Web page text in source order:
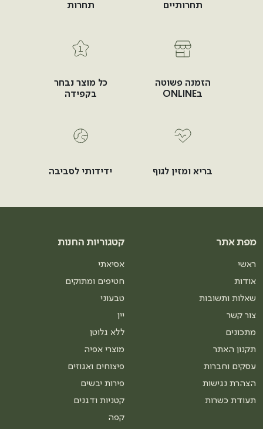
תחרותיים
תחרות
הזמנה פשוטה
בONLINE
כל מוצר נבחר
בקפידה
בריא ומזין לגוף ידידותי לסביבה
מפת אתר
ראשי
אודות
שאלות ותשובות
צור קשר
מתכונים
תקנון האתר
עסקים וחברות
הצהרת נגישות
תעודת כשרות
קטגוריות החנות
אסיאתי
חטיפים ומתוקים
טבעוני
יין
ללא גלוטן
מוצרי אפיה
פיצוחים ואגוזים
פירות יבשים
קטניות ודגנים
קפה